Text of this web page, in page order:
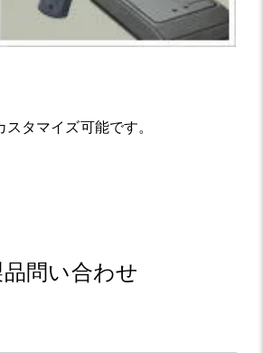
タマイズ可能です。
問い合わせ